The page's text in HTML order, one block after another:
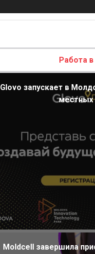
Работа
Glovo запускает в
местных
Moldcell завершила